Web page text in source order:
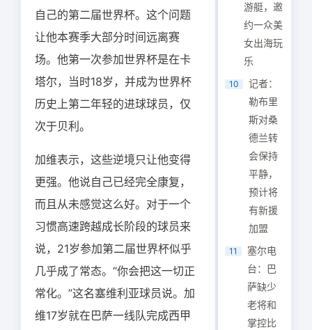
自己的第二届世界杯。这个问题
让他本赛季大部分时间远离赛
场。他第一次参加世界杯是在卡
塔尔，当时18岁，并成为世界杯
历史上第二年轻的进球球员，仅
次于贝利。
加维表示，这些逆境只让他变得
更强。他说自己已经完全康复，
而且从未感觉这么好。对于一个
习惯高速跨越成长阶段的球员来
说，21岁参加第二届世界杯似乎
几乎成了常态。“你会把这一切正
常化。”这名塞维利亚球员说。加
维17岁就在巴萨一线队完成西甲
游艇，邀
约一众美
女出海玩
乐
10
记者：
勒布里
斯对桑
德兰转
会保持
平静，
预计将
有新援
加盟
11
塞尔电
台：巴
萨缺少
老将和
掌控比